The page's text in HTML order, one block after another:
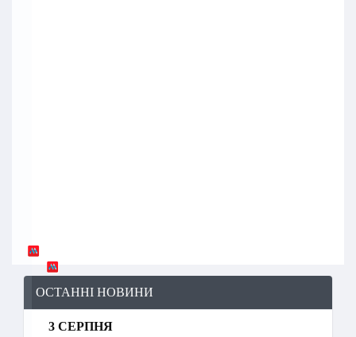
ОСТАННІ НОВИНИ
3 СЕРПНЯ